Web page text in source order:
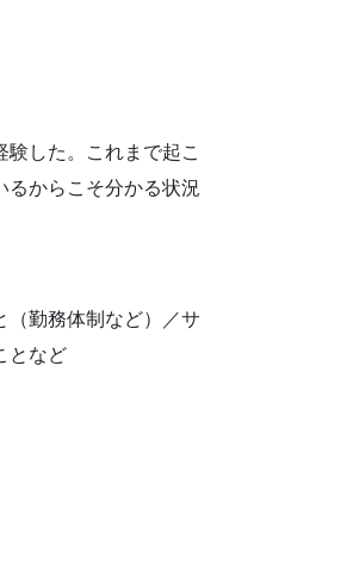
した。これまで起こ
るからこそ分かる状況
勤務体制など）／サ
となど